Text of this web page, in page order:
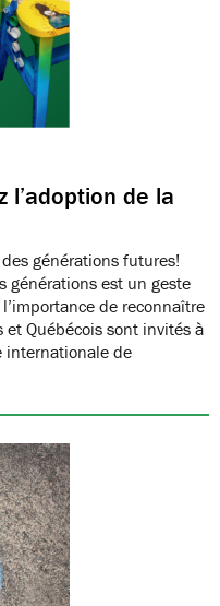
l’adoption de la
générations futures!
générations est un geste
de reconnaître
et Québécois sont invités à
internationale de